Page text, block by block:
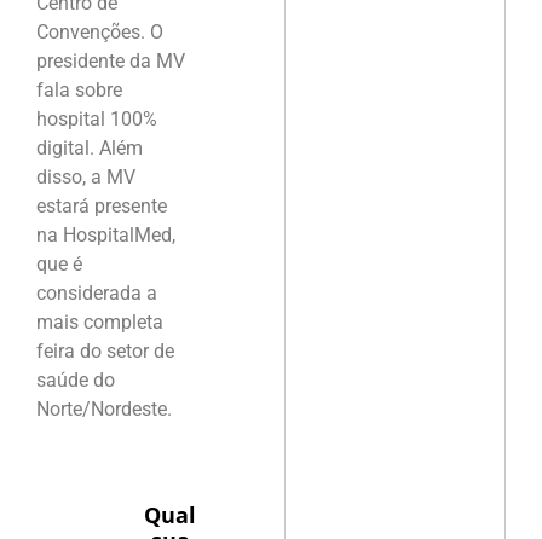
Convenções. O
presidente da MV
fala sobre
hospital 100%
digital. Além
disso, a MV
estará presente
na HospitalMed,
que é
considerada a
mais completa
feira do setor de
saúde do
Norte/Nordeste.
Qual